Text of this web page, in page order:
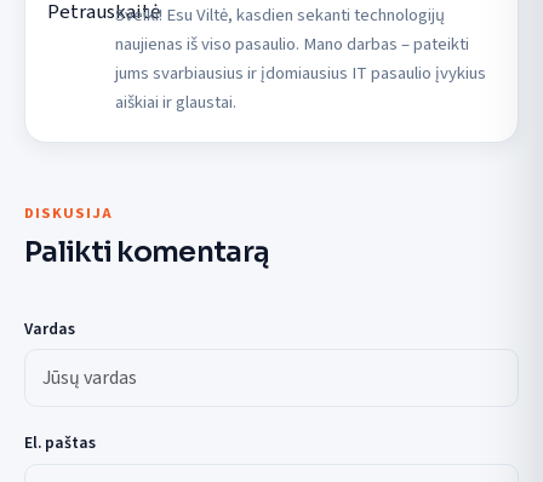
Sveiki! Esu Viltė, kasdien sekanti technologijų
naujienas iš viso pasaulio. Mano darbas – pateikti
jums svarbiausius ir įdomiausius IT pasaulio įvykius
aiškiai ir glaustai.
DISKUSIJA
Palikti komentarą
Vardas
El. paštas